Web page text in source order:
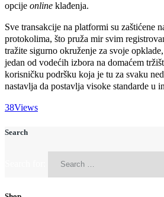
opcije online klađenja.
Sve transakcije na platformi su zaštićene
protokolima, što pruža mir svim
tražite sigurno okruženje za svoje
jedan od vodećih izbora na domaćem
korisničku podršku koja je tu za svaku
nastavlja da postavlja visoke standarde u
38Views
Search